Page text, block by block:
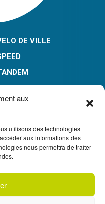
aux
utilisons des technologies
aux informations des
nous permettra de traiter
notre newsletter
DE VILLE
FOIS* :
À 6000 € POUR LE 3X ET 4X.
DE VENTE